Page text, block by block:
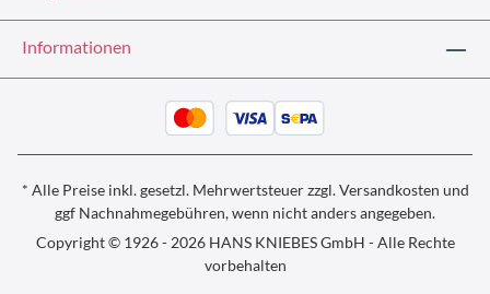
Informationen
* Alle Preise inkl. gesetzl. Mehrwertsteuer zzgl.Versandkosten und
ggf Nachnahmegebühren, wenn nicht anders angegeben.
Copyright © 1926 - 2026 HANS KNIEBES GmbH - Alle Rechte
vorbehalten